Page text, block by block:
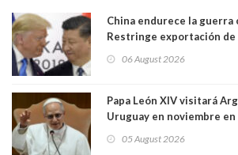
China endurece la guerra
Restringe exportación de
06 August 2026
Papa León XIV visitará
Uruguay en noviembre
05 August 2026